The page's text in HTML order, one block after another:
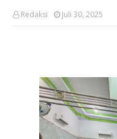
Redaksi Juli 30, 2025